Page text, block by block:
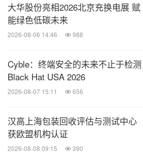
大华股份亮相2026北京充换电展 赋
能绿色低碳未来
2026-08-06 14:46 988
Cyble：终端安全的未来不止于检
Black Hat USA 2026
2026-08-07 15:11 656
汉高上海包装回收评估与测试中心
获欧盟机构认证
2026-08-08 09:15 390